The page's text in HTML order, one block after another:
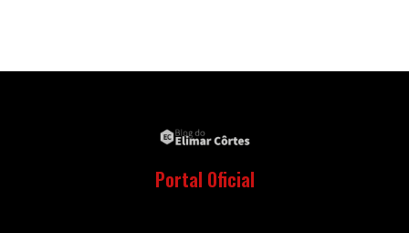
Portal Oficial